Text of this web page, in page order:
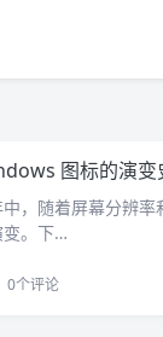
图标的演
，随着屏幕分辨
变。下…
0个评论